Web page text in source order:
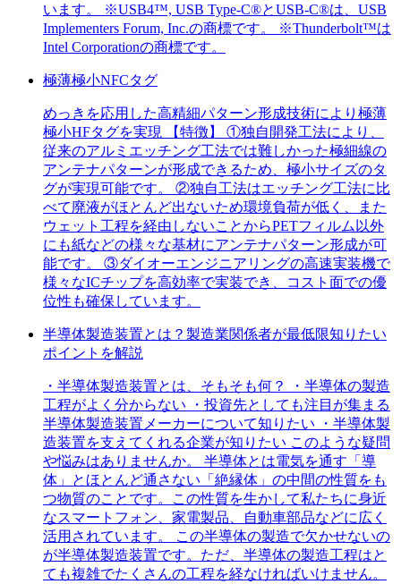
います。 ※USB4™, USB Type-C®とUSB-C®は、USB
Implementers Forum, Inc.の商標です。 ※Thunderbolt™は
Intel Corporationの商標です。
極薄極小NFCタグ
めっきを応用した高精細パターン形成技術により極薄
極小HFタグを実現 【特徴】 ①独自開発工法により、
従来のアルミエッチング工法では難しかった極細線の
アンテナパターンが形成できるため、極小サイズのタ
グが実現可能です。 ②独自工法はエッチング工法に比
べて廃液がほとんど出ないため環境負荷が低く、また
ウェット工程を経由しないことからPETフィルム以外
にも紙などの様々な基材にアンテナパターン形成が可
能です。 ③ダイオーエンジニアリングの高速実装機で
様々なICチップを高効率で実装でき、コスト面での優
位性も確保しています。
半導体製造装置とは？製造業関係者が最低限知りたい
ポイントを解説
・半導体製造装置とは、そもそも何？ ・半導体の製造
工程がよく分からない ・投資先としても注目が集まる
半導体製造装置メーカーについて知りたい ・半導体製
造装置を支えてくれる企業が知りたい このような疑問
や悩みはありませんか。 半導体とは電気を通す「導
体」とほとんど通さない「絶縁体」の中間の性質をも
つ物質のことです。この性質を生かして私たちに身近
なスマートフォン、家電製品、自動車部品などに広く
活用されています。 この半導体の製造で欠かせないの
が半導体製造装置です。ただ、半導体の製造工程はと
ても複雑でたくさんの工程を経なければいけません。